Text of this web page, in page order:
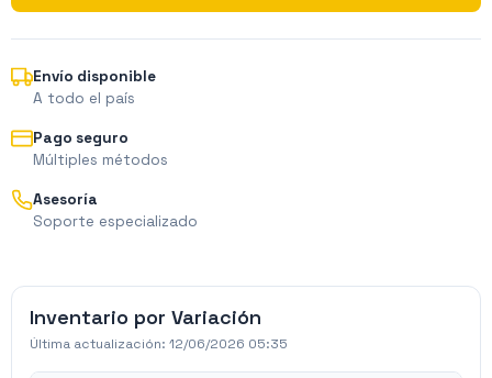
Envío disponible
A todo el país
Pago seguro
Múltiples métodos
Asesoría
Soporte especializado
Inventario por Variación
Última actualización: 12/06/2026 05:35